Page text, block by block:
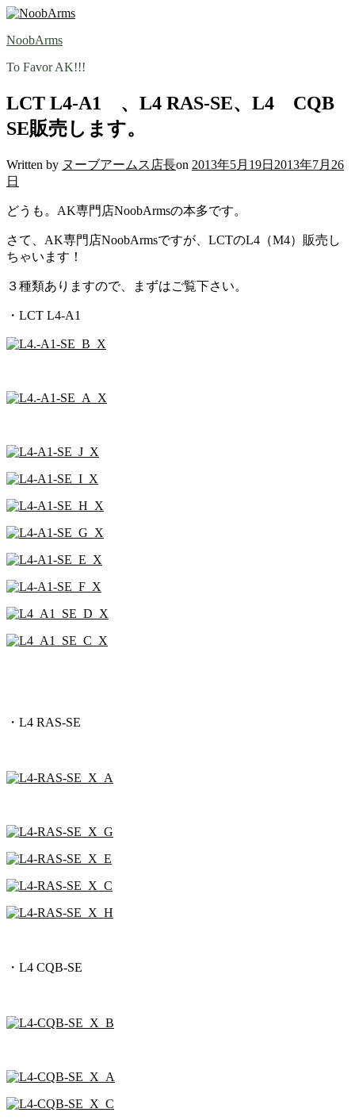
Skip
content
NoobArms
To Favor AK!!!
LCT L4-A1 、L4 RAS-SE、L4 CQB
SE販売します。
Written by ヌーブアームス店長on 2013年5月19日 2013年7月26
日
どうも。AK専門店NoobArmsの本多です。
さて、AK専門店NoobArmsですが、LCTのL4（M4）販売し
ちゃいます！
３種類ありますので、まずはご覧下さい。
・LCT L4-A1
・L4 RAS-SE
・L4 CQB-SE